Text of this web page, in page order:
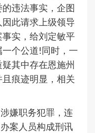
违法事实，企图
此请求上级领导
实，给刘定敏平
个公道!同时，一
其中存在恩施州
痕迹明显，相关
嫌职务犯罪，连
案人员构成刑讯